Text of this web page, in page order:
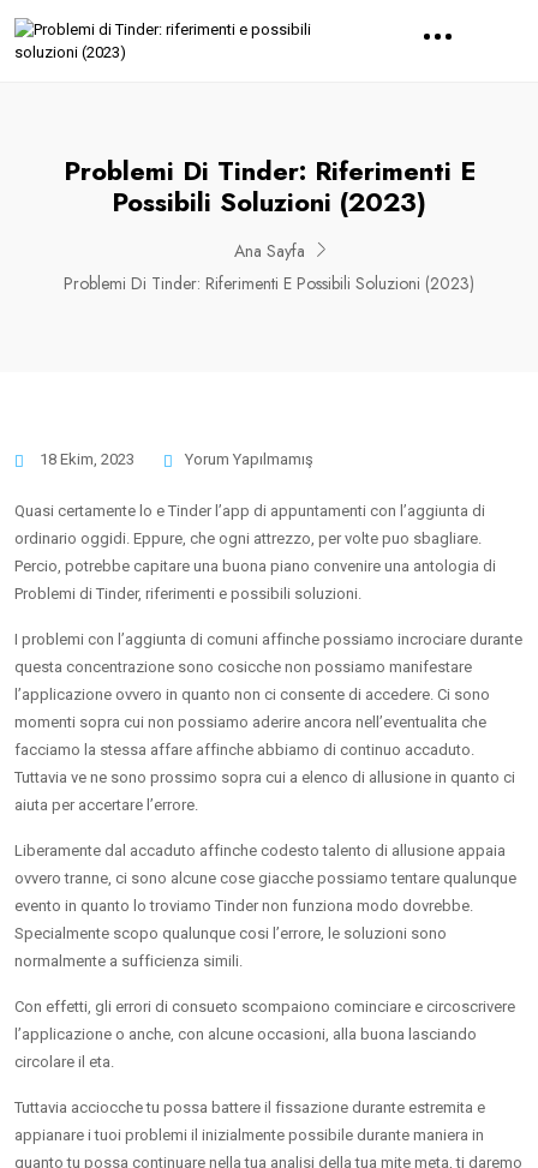
Problemi Di Tinder: Riferimenti E
Possibili Soluzioni (2023)
Ana Sayfa
Problemi Di Tinder: Riferimenti E Possibili Soluzioni (2023)
18 Ekim, 2023 Yorum Yapılmamış
Quasi certamente lo e Tinder l’app di appuntamenti con l’aggiunta di
ordinario oggidi. Eppure, che ogni attrezzo, per volte puo sbagliare.
Percio, potrebbe capitare una buona piano convenire una antologia di
Problemi di Tinder, riferimenti e possibili soluzioni.
I problemi con l’aggiunta di comuni affinche possiamo incrociare durante
questa concentrazione sono cosicche non possiamo manifestare
l’applicazione ovvero in quanto non ci consente di accedere. Ci sono
momenti sopra cui non possiamo aderire ancora nell’eventualita che
facciamo la stessa affare affinche abbiamo di continuo accaduto.
Tuttavia ve ne sono prossimo sopra cui a elenco di allusione in quanto ci
aiuta per accertare l’errore.
Liberamente dal accaduto affinche codesto talento di allusione appaia
ovvero tranne, ci sono alcune cose giacche possiamo tentare qualunque
evento in quanto lo troviamo Tinder non funziona modo dovrebbe.
Specialmente scopo qualunque cosi l’errore, le soluzioni sono
normalmente a sufficienza simili.
Con effetti, gli errori di consueto scompaiono cominciare e circoscrivere
l’applicazione o anche, con alcune occasioni, alla buona lasciando
circolare il eta.
Tuttavia acciocche tu possa battere il fissazione durante estremita e
appianare i tuoi problemi il inizialmente possibile durante maniera in
quanto tu possa continuare nella tua analisi della tua mite meta, ti daremo